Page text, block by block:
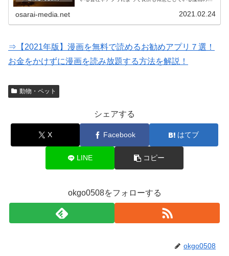
osarai-media.net 2021.02.24
⇒【2021年版】漫画を無料で読めるお勧めアプリ７選！
お金をかけずに漫画を読み放題する方法を解説！
動物・ペット
シェアする
X Facebook はてブ
LINE コピー
okgo0508をフォローする
okgo0508